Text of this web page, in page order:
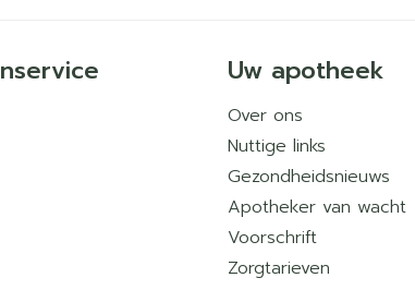
Uw apotheek
Over ons
Nuttige links
Gezondheidsnieuws
Apotheker van wacht
Voorschrift
Zorgtarieven